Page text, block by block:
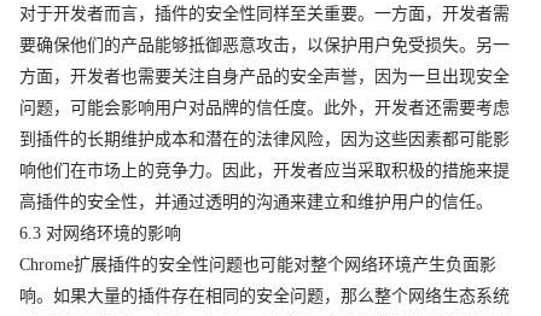
对于开发者而言，插件的安全性同样至关重要。一方面，开发者需
要确保他们的产品能够抵御恶意攻击，以保护用户免受损失。另一
方面，开发者也需要关注自身产品的安全声誉，因为一旦出现安全
问题，可能会影响用户对品牌的信任度。此外，开发者还需要考虑
到插件的长期维护成本和潜在的法律风险，因为这些因素都可能影
响他们在市场上的竞争力。因此，开发者应当采取积极的措施来提
高插件的安全性，并通过透明的沟通来建立和维护用户的信任。
6.3 对网络环境的影响
Chrome扩展插件的安全性问题也可能对整个网络环境产生负面影
响。如果大量的插件存在相同的安全问题，那么整个网络生态系统